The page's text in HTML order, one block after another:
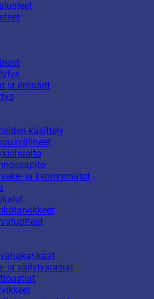
ja ämpärit
käsittely
ja kynnysmatot
ja säilytysrasiat